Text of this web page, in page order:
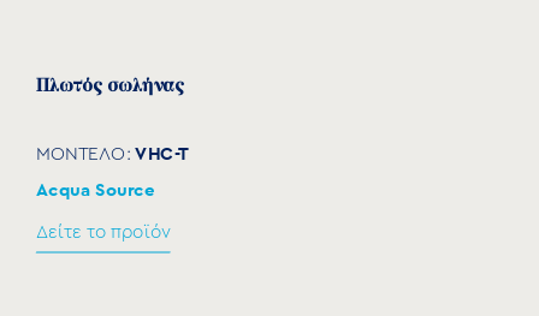
Πλωτός σωλήνας
ΜΟΝΤΕΛΟ:VHC-T
Acqua Source
Δείτε το προϊόν